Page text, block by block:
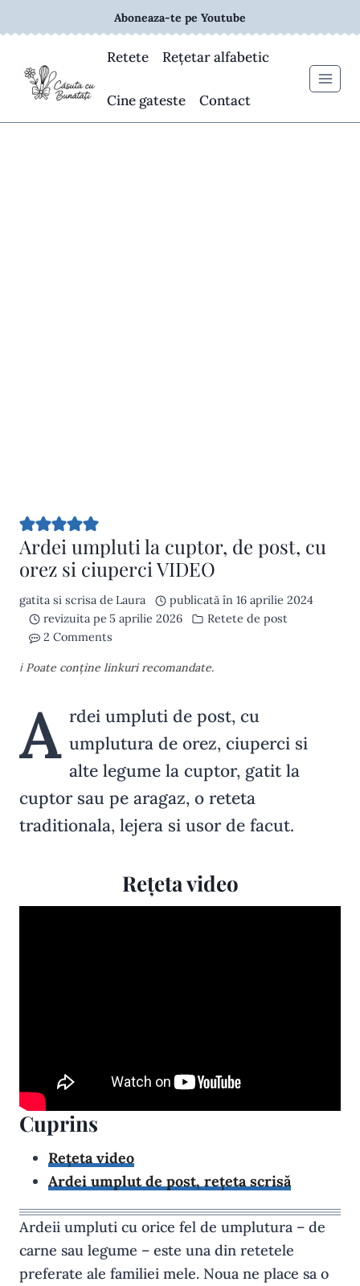
to
Aboneaza-te pe Youtube
Retete Rețetar alfabetic
Cine gateste Contact
Ardei umpluti la cuptor, de post, cu
orez si ciuperci VIDEO
gatita si scrisa de Laura publicată în 16 aprilie 2024
revizuita pe 5 aprilie 2026
Retete de post
2 Comments
ℹ️ Poate conține linkuri recomandate.
A rdei umpluti de post, cu
umplutura de orez, ciuperci si
alte legume la cuptor, gatit la
cuptor sau pe aragaz, o reteta
traditionala, lejera si usor de facut.
Rețeta video
Cuprins
Rețeta video
Ardei umplut de post, rețeta scrisă
Ardeii umpluti cu orice fel de umplutura – de
carne sau legume – este una din retetele
preferate ale familiei mele. Noua ne place sa o